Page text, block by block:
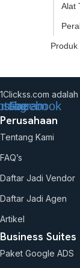
Alat
Produk
1Clickss.com
Facebook
Perusahaan
Tentang Kami
FAQ’s
Daftar Jadi Vendor
Daftar Jadi Agen
Artikel
Business Suites
Paket Google ADS